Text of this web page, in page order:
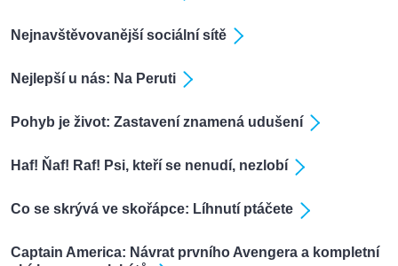
Nejnavštěvovanější sociální sítě
Nejlepší u nás: Na Peruti
Pohyb je život: Zastavení znamená udušení
Haf! Ňaf! Raf! Psi, kteří se nenudí, nezlobí
Co se skrývá ve skořápce: Líhnutí ptáčete
Captain America: Návrat prvního Avengera a kompletní